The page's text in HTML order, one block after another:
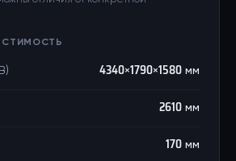
4340×1790×1580 мм
2610 мм
170 мм